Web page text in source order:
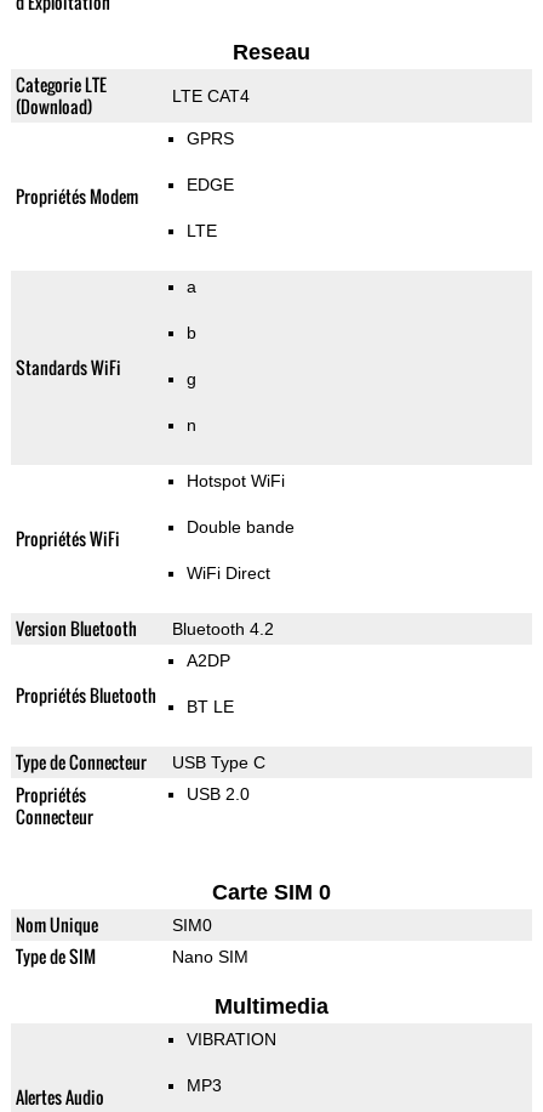
Reseau
Categorie LTE
(Download)
LTE CAT4
Propriétés Modem
GPRS
EDGE
LTE
Standards WiFi
a
b
g
n
Propriétés WiFi
Hotspot WiFi
Double bande
WiFi Direct
Version Bluetooth Bluetooth 4.2
Propriétés Bluetooth
A2DP
BT LE
Type de Connecteur USB Type C
Propriétés
Connecteur
USB 2.0
Carte SIM 0
Nom Unique SIM0
Type de SIM Nano SIM
Multimedia
Alertes Audio
VIBRATION
MP3